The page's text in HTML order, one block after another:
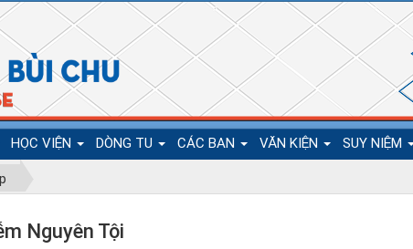
HỌC VIỆN DÒNG TU CÁC BAN VĂN KIỆN SUY NIỆM
Nguyên Tội